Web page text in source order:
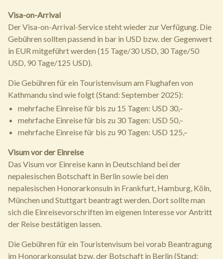
Visa-on-Arrival
Der Visa-on-Arrival-Service steht wieder zur Verfügung. Die
Gebühren sollten passend in bar in USD bzw. der Gegenwert
in EUR mitgeführt werden (15 Tage/30 USD, 30 Tage/50
USD, 90 Tage/125 USD).
Die Gebühren für ein Touristenvisum am Flughafen von
Kathmandu sind wie folgt (Stand: September 2025):
mehrfache Einreise für bis zu 15 Tagen: USD 30,–
mehrfache Einreise für bis zu 30 Tagen: USD 50,–
mehrfache Einreise für bis zu 90 Tagen: USD 125,–
Visum vor der Einreise
Das Visum vor Einreise kann in Deutschland bei der
nepalesischen Botschaft in Berlin sowie bei den
nepalesischen Honorarkonsuln in Frankfurt, Hamburg, Köln,
München und Stuttgart beantragt werden. Dort sollte man
sich die Einreisevorschriften im eigenen Interesse vor Antritt
der Reise bestätigen lassen.
Die Gebühren für ein Touristenvisum bei vorab Beantragung
im Honorarkonsulat bzw. der Botschaft in Berlin (Stand: